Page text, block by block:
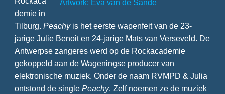
Artwork: Eva van de Sande
demie in
Tilburg. Peachy is het eerste wapenfeit van de 23-
jarige Julie Benoit en 24-jarige Mats van Verseveld. De
Antwerpse zangeres werd op de Rockacademie
gekoppeld aan de Wageningse producer van
elektronische muziek. Onder de naam RVMPD & Julia
ontstond de single Peachy. Zelf noemen ze de muziek